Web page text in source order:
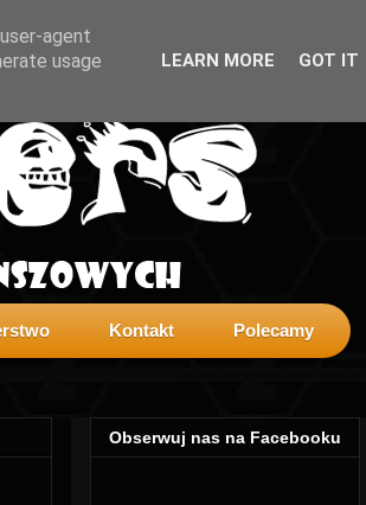
Kontakt Polecamy
Obserwuj nas na Facebooku
agent
usage
LEARN MORE GOT IT